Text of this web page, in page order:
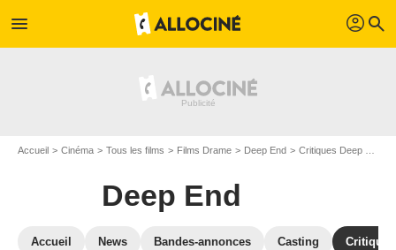
menu profil search
Accueil Cinéma Tous les films Films Drame Deep End Critiques Deep End
Deep End
Accueil News Bandes-annonces Casting